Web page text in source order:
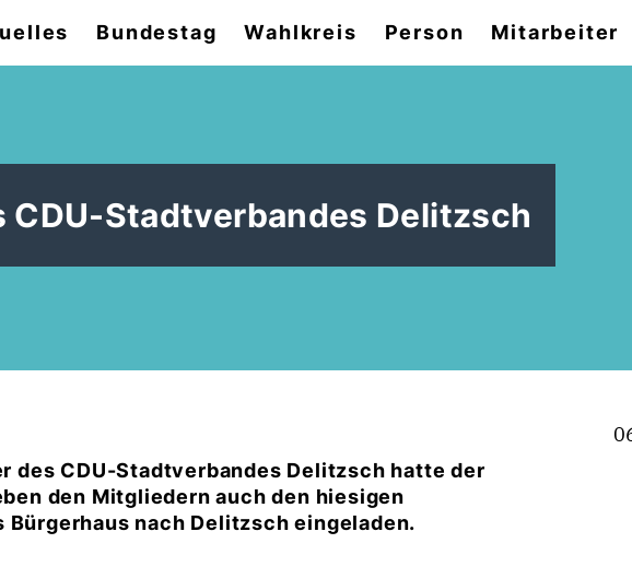
Bundestag Wahlkreis Person Mitarbeiter
CDU-Stadtverbandes Delitzsch
des CDU-Stadtverbandes Delitzsch hatte der
den Mitgliedern auch den hiesigen
nach Delitzsch eingeladen.